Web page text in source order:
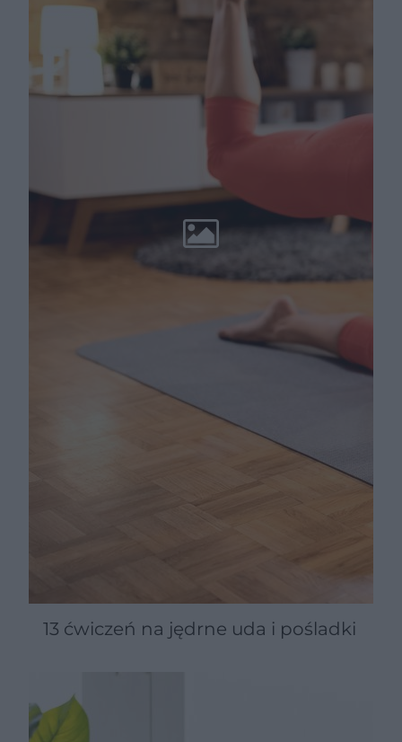
13 ćwiczeń na jędrne uda i pośladki